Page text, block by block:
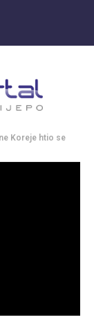
Koreje htio se